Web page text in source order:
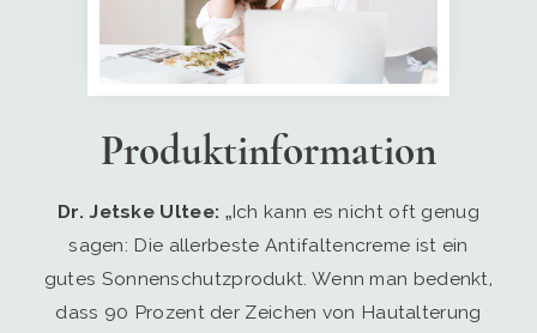
Produktinformation
Dr. Jetske Ultee: „Ich kann es nicht oft genug
sagen: Die allerbeste Antifaltencreme ist ein
gutes Sonnenschutzprodukt. Wenn man bedenkt,
dass 90 Prozent der Zeichen von Hautalterung